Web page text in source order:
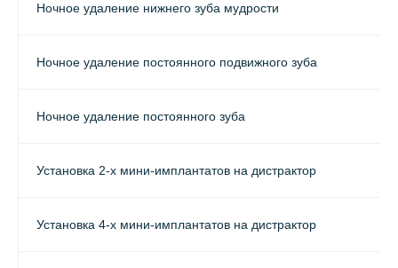
Ночное удаление нижнего зуба мудрости
Ночное удаление постоянного подвижного зуба
Ночное удаление постоянного зуба
Установка 2-х мини-имплантатов на дистрактор
Установка 4-х мини-имплантатов на дистрактор